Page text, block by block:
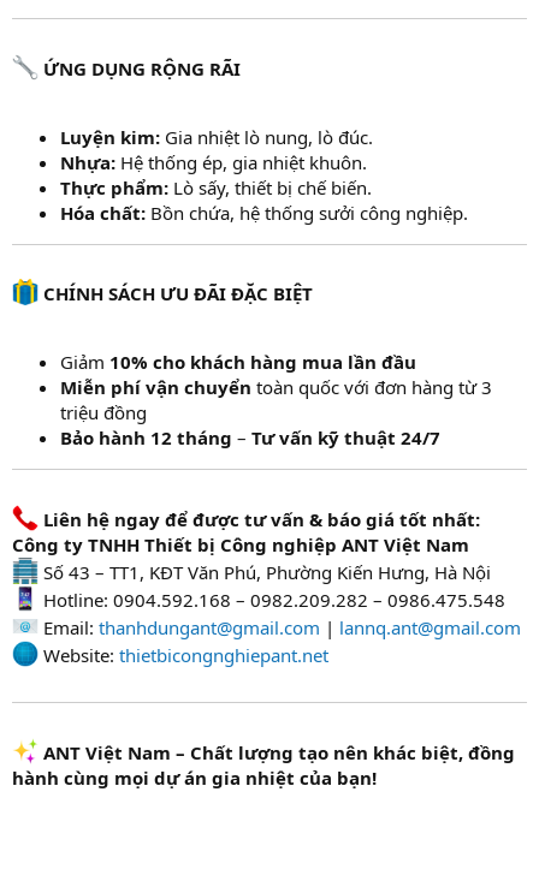
ỨNG DỤNG RỘNG RÃI
Luyện kim: Gia nhiệt lò nung, lò đúc.
Nhựa: Hệ thống ép, gia nhiệt khuôn.
Thực phẩm: Lò sấy, thiết bị chế biến.
Hóa chất: Bồn chứa, hệ thống sưởi công nghiệp.
CHÍNH SÁCH ƯU ĐÃI ĐẶC BIỆT
Giảm 10% cho khách hàng mua lần đầu
Miễn phí vận chuyển toàn quốc với đơn hàng từ 3
triệu đồng
Bảo hành 12 tháng – Tư vấn kỹ thuật 24/7
Liên hệ ngay để được tư vấn & báo giá tốt nhất:
Công ty TNHH Thiết bị Công nghiệp ANT Việt Nam
Số 43 – TT1, KĐT Văn Phú, Phường Kiến Hưng, Hà Nội
Hotline: 0904.592.168 – 0982.209.282 – 0986.475.548
Email: thanhdungant@gmail.com | lannq.ant@gmail.com
Website: thietbicongnghiepant.net
ANT Việt Nam – Chất lượng tạo nên khác biệt, đồng
hành cùng mọi dự án gia nhiệt của bạn!